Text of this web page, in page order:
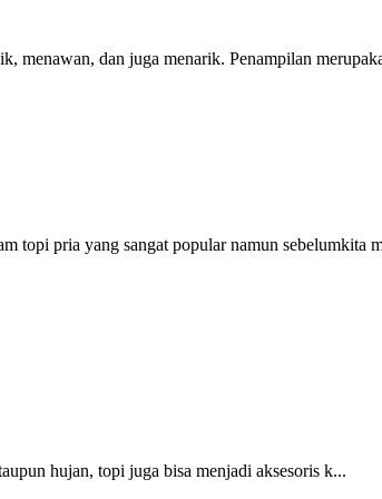
menawan, dan juga menarik. Penampilan
topi pria yang sangat popular namun sebelumkita
hujan, topi juga bisa menjadi aksesoris k...